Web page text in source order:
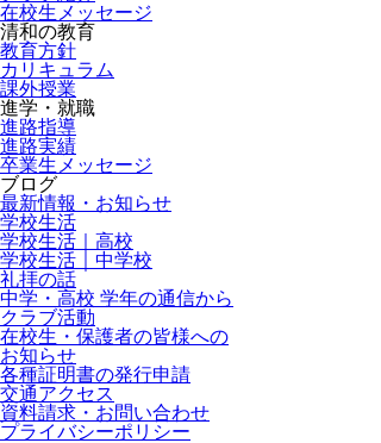
在校生メッセージ
清和の教育
教育方針
カリキュラム
課外授業
進学・就職
進路指導
進路実績
卒業生メッセージ
ブログ
最新情報・お知らせ
学校生活
学校生活｜高校
学校生活｜中学校
礼拝の話
中学・高校 学年の通信から
クラブ活動
在校生・保護者の皆様への
お知らせ
各種証明書の発行申請
交通アクセス
資料請求・お問い合わせ
プライバシーポリシー